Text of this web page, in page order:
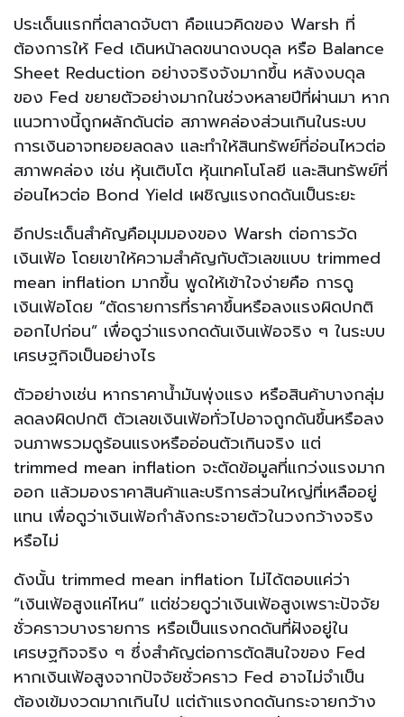
ประเด็นแรกที่ตลาดจับตา คือแนวคิดของ Warsh ที่
ต้องการให้ Fed เดินหน้าลดขนาดงบดุล หรือ Balance
Sheet Reduction อย่างจริงจังมากขึ้น หลังงบดุล
ของ Fed ขยายตัวอย่างมากในช่วงหลายปีที่ผ่านมา หาก
แนวทางนี้ถูกผลักดันต่อ สภาพคล่องส่วนเกินในระบบ
การเงินอาจทยอยลดลง และทำให้สินทรัพย์ที่อ่อนไหวต่อ
สภาพคล่อง เช่น หุ้นเติบโต หุ้นเทคโนโลยี และสินทรัพย์ที่
อ่อนไหวต่อ Bond Yield เผชิญแรงกดดันเป็นระยะ
อีกประเด็นสำคัญคือมุมมองของ Warsh ต่อการวัด
เงินเฟ้อ โดยเขาให้ความสำคัญกับตัวเลขแบบ trimmed
mean inflation มากขึ้น พูดให้เข้าใจง่ายคือ การดู
เงินเฟ้อโดย “ตัดรายการที่ราคาขึ้นหรือลงแรงผิดปกติ
ออกไปก่อน” เพื่อดูว่าแรงกดดันเงินเฟ้อจริง ๆ ในระบบ
เศรษฐกิจเป็นอย่างไร
ตัวอย่างเช่น หากราคาน้ำมันพุ่งแรง หรือสินค้าบางกลุ่ม
ลดลงผิดปกติ ตัวเลขเงินเฟ้อทั่วไปอาจถูกดันขึ้นหรือลง
จนภาพรวมดูร้อนแรงหรืออ่อนตัวเกินจริง แต่
trimmed mean inflation จะตัดข้อมูลที่แกว่งแรงมาก
ออก แล้วมองราคาสินค้าและบริการส่วนใหญ่ที่เหลืออยู่
แทน เพื่อดูว่าเงินเฟ้อกำลังกระจายตัวในวงกว้างจริง
หรือไม่
ดังนั้น trimmed mean inflation ไม่ได้ตอบแค่ว่า
“เงินเฟ้อสูงแค่ไหน” แต่ช่วยดูว่าเงินเฟ้อสูงเพราะปัจจัย
ชั่วคราวบางรายการ หรือเป็นแรงกดดันที่ฝังอยู่ใน
เศรษฐกิจจริง ๆ ซึ่งสำคัญต่อการตัดสินใจของ Fed
หากเงินเฟ้อสูงจากปัจจัยชั่วคราว Fed อาจไม่จำเป็น
ต้องเข้มงวดมากเกินไป แต่ถ้าแรงกดดันกระจายกว้าง